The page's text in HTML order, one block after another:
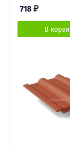
718 ₽
В